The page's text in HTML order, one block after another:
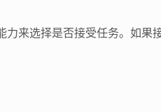
来选择是否接受任务。如果